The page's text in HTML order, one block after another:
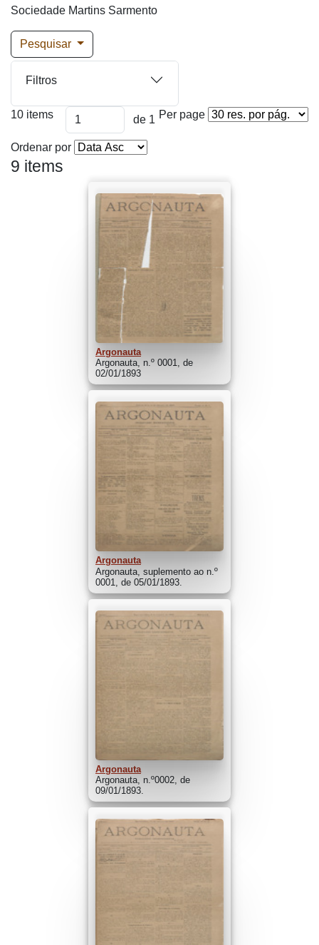
Sociedade Martins Sarmento
Pesquisar
Filtros
10 items de 1 Per page
Ordenar por
9 items
Argonauta
Argonauta, n.º 0001, de
02/01/1893
Argonauta
Argonauta, suplemento ao n.º
0001, de 05/01/1893.
Argonauta
Argonauta, n.º0002, de
09/01/1893.